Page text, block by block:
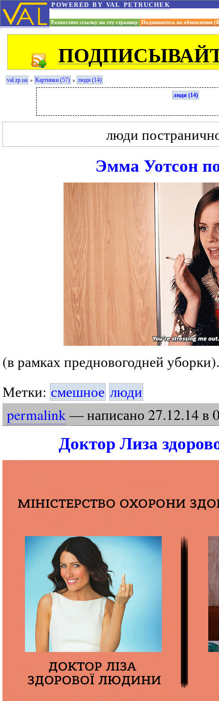
powered by val petruchek
Разместите ссылку на эту страницу Подпишитесь на обновления
val.zp.ua » Картинки (57) » люди (14)
люди (14)
люди
Эмма Уотсон
(в рамках предновогодней уборки).
Метки: смешное люди
permalink — написано 27.12.14 в
Доктор Лиза